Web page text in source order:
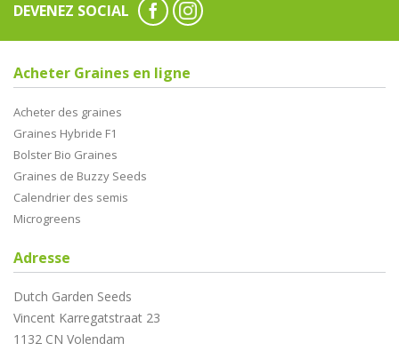
DEVENEZ SOCIAL
Acheter Graines en ligne
Acheter des graines
Graines Hybride F1
Bolster Bio Graines
Graines de Buzzy Seeds
Calendrier des semis
Microgreens
Adresse
Dutch Garden Seeds
Vincent Karregatstraat 23
1132 CN Volendam